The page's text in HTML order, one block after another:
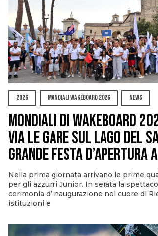
2026 MONDIALI WAKEBOARD 2026 NEWS
Mondiali di Wakeboard
via le gare sul Lago del
grande festa d’apertura
Nella prima giornata arrivano le prime
per gli azzurri Junior. In serata la
cerimonia d’inaugurazione nel cuore di
istituzioni e